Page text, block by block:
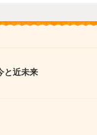
と近未来